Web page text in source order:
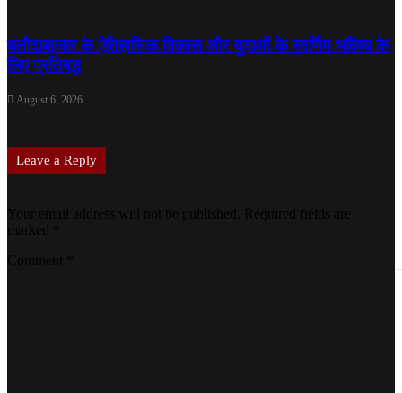
बलौदाबाजार के ऐतिहासिक विकास और युवाओं के स्वर्णिम भविष्य के
लिए प्रतिबद्ध
August 6, 2026
Leave a Reply
Your email address will not be published.
Required fields are
marked
Comment